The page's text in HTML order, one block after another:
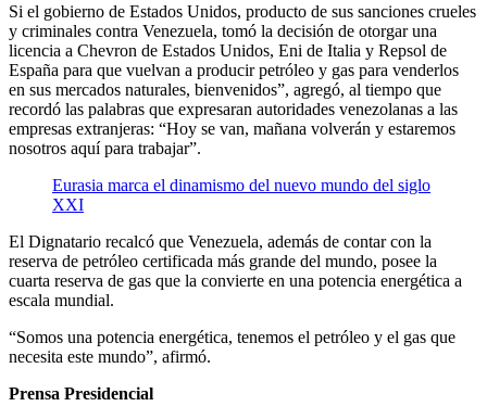
Si el gobierno de Estados Unidos, producto de sus sanciones crueles
y criminales contra Venezuela, tomó la decisión de otorgar una
licencia a Chevron de Estados Unidos, Eni de Italia y Repsol de
España para que vuelvan a producir petróleo y gas para venderlos
en sus mercados naturales, bienvenidos”, agregó, al tiempo que
recordó las palabras que expresaran autoridades venezolanas a las
empresas extranjeras: “Hoy se van, mañana volverán y estaremos
nosotros aquí para trabajar”.
Eurasia marca el dinamismo del nuevo mundo del siglo
XXI
El Dignatario recalcó que Venezuela, además de contar con la
reserva de petróleo certificada más grande del mundo, posee la
cuarta reserva de gas que la convierte en una potencia energética a
escala mundial.
“Somos una potencia energética, tenemos el petróleo y el gas que
necesita este mundo”, afirmó.
Prensa Presidencial